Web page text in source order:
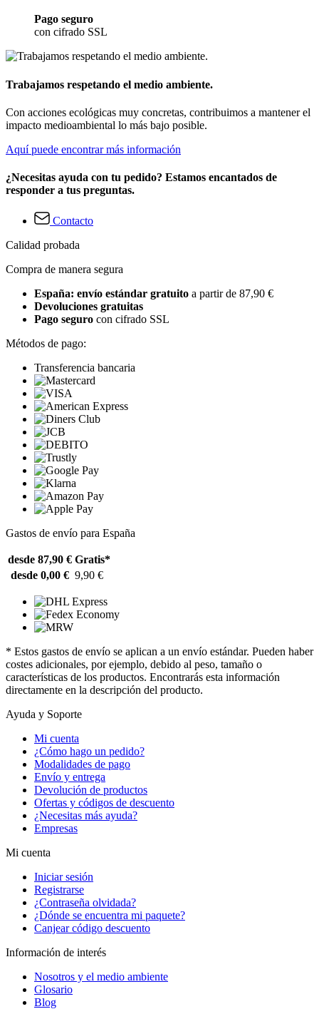
Pago seguro
con cifrado SSL
Trabajamos respetando el medio ambiente.
Con acciones ecológicas muy concretas, contribuimos a mantener el
impacto medioambiental lo más bajo posible.
Aquí puede encontrar más información
¿Necesitas ayuda con tu pedido? Estamos encantados de
responder a tus preguntas.
Contacto
Calidad probada
Compra de manera segura
España: envío estándar gratuito a partir de 87,90 €
Devoluciones gratuitas
Pago seguro con cifrado SSL
Métodos de pago:
Transferencia bancaria
Gastos de envío para España
desde 87,90 € Gratis*
desde 0,00 € 9,90 €
* Estos gastos de envío se aplican a un envío estándar. Pueden haber
costes adicionales, por ejemplo, debido al peso, tamaño o
características de los productos. Encontrarás esta información
directamente en la descripción del producto.
Ayuda y Soporte
Mi cuenta
¿Cómo hago un pedido?
Modalidades de pago
Envío y entrega
Devolución de productos
Ofertas y códigos de descuento
¿Necesitas más ayuda?
Empresas
Mi cuenta
Iniciar sesión
Registrarse
¿Contraseña olvidada?
¿Dónde se encuentra mi paquete?
Canjear código descuento
Información de interés
Nosotros y el medio ambiente
Glosario
Blog